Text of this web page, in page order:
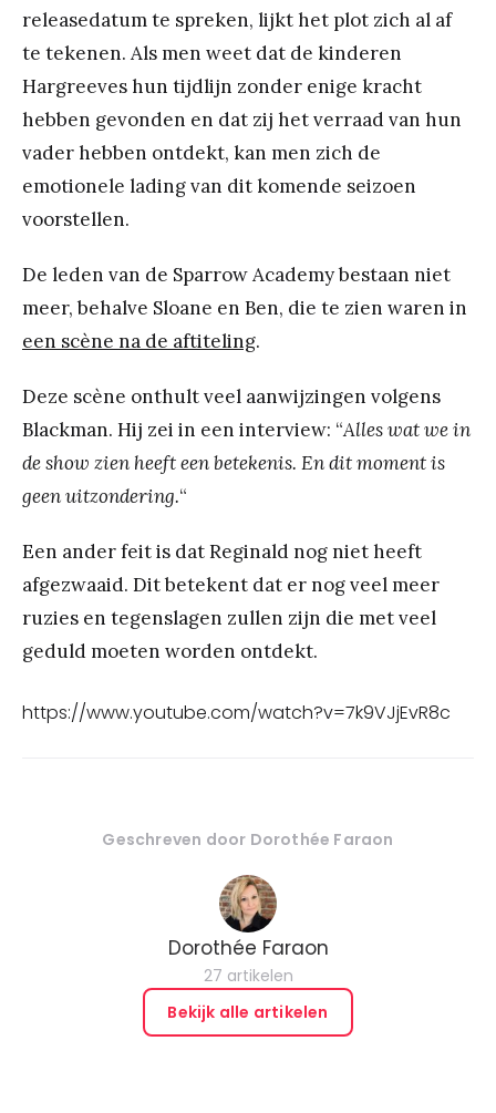
releasedatum te spreken, lijkt het plot zich al af
te tekenen. Als men weet dat de kinderen
Hargreeves hun tijdlijn zonder enige kracht
hebben gevonden en dat zij het verraad van hun
vader hebben ontdekt, kan men zich de
emotionele lading van dit komende seizoen
voorstellen.
De leden van de Sparrow Academy bestaan niet
meer, behalve Sloane en Ben, die te zien waren in
een scène na de aftiteling.
Deze scène onthult veel aanwijzingen volgens
Blackman. Hij zei in een interview: “Alles wat we in
de show zien heeft een betekenis. En dit moment is
geen uitzondering.“
Een ander feit is dat Reginald nog niet heeft
afgezwaaid. Dit betekent dat er nog veel meer
ruzies en tegenslagen zullen zijn die met veel
geduld moeten worden ontdekt.
https://www.youtube.com/watch?v=7k9VJjEvR8c
Geschreven door Dorothée Faraon
Dorothée Faraon
27 artikelen
Bekijk alle artikelen